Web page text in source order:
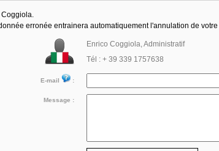
Coggiola.
erronée entrainera automatiquement l'annulation de
Enrico Coggiola, Administratif
Tél : + 39 339 1757638
E-mail :
Message :